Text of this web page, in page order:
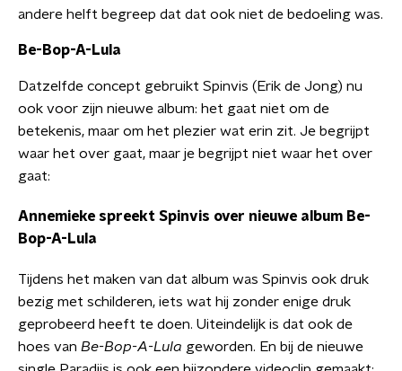
andere helft begreep dat dat ook niet de bedoeling was.
Be-Bop-A-Lula
Datzelfde concept gebruikt Spinvis (Erik de Jong) nu
ook voor zijn nieuwe album: het gaat niet om de
betekenis, maar om het plezier wat erin zit. Je begrijpt
waar het over gaat, maar je begrijpt niet waar het over
gaat:
Annemieke spreekt Spinvis over nieuwe album Be-
Bop-A-Lula
Tijdens het maken van dat album was Spinvis ook druk
bezig met schilderen, iets wat hij zonder enige druk
geprobeerd heeft te doen. Uiteindelijk is dat ook de
hoes van Be-Bop-A-Lula geworden. En bij de nieuwe